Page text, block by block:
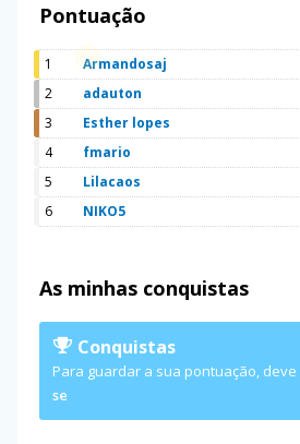
Pontuação
1 Armandosaj
2
adauton
3
Esther lopes
4
fmario
5
Lilacaos
6
NIKO5
As minhas conquistas
Conquistas
Para guardar a sua pontuação, deve
se